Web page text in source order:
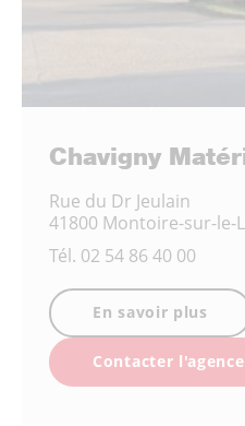
Chavigny
Rue du Dr Jeulain
41800 Montoire-sur-le-
Tél. 02 54 86 40 00
En savoir plus
Contacter l'agence